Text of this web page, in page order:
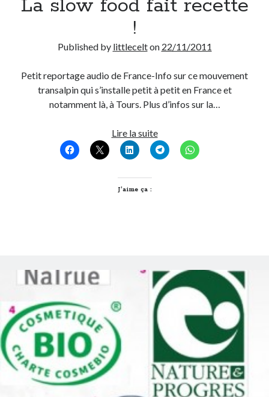
La slow food fait recette
!
Published by littlecelton 22/11/2011
Petit reportage audio de France-Info sur ce mouvement
transalpin qui s’installe petit à petit en France et
notamment là, à Tours. Plus d’infos sur la…
Lire la suiteLa
slow
food
J’aime ça :